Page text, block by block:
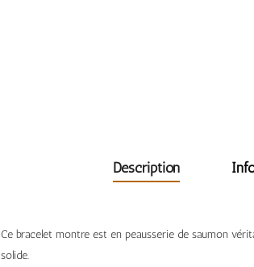
Description
Ce bracelet montre est en peausserie de saumon
solide.